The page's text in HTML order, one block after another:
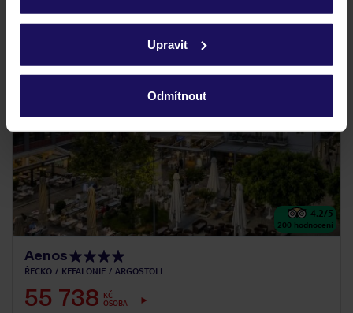
Podrobné informace o souborech cookie naleznete v
ochrany osobních údajů.Upravit
Odmítnout
4.2/5
200 hodnocení
Aenos
ŘECKO KEFALONIE ARGOSTOLI
55 738
KČ
OSOBA